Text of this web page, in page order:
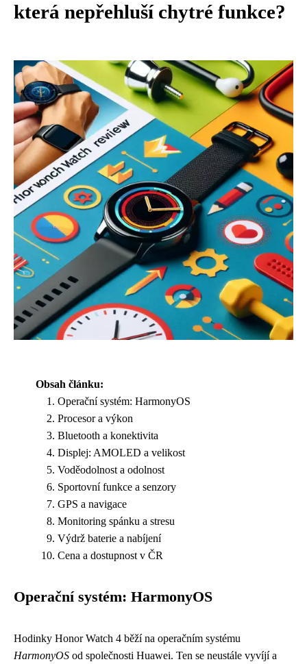
která nepřehluší chytré funkce?
Obsah článku:
Operační systém: HarmonyOS
Procesor a výkon
Bluetooth a konektivita
Displej: AMOLED a velikost
Voděodolnost a odolnost
Sportovní funkce a senzory
GPS a navigace
Monitoring spánku a stresu
Výdrž baterie a nabíjení
Cena a dostupnost v ČR
Operační systém: HarmonyOS
Hodinky Honor Watch 4 běží na operačním systému
HarmonyOS od společnosti Huawei. Ten se neustále vyvíjí a